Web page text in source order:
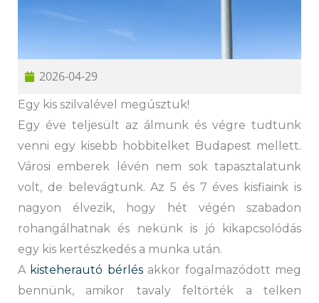
2026-04-29
Egy kis szilvalével megúsztuk!
Egy éve teljesült az álmunk és végre tudtunk
venni egy kisebb hobbitelket Budapest mellett.
Városi emberek lévén nem sok tapasztalatunk
volt, de belevágtunk. Az 5 és 7 éves kisfiaink is
nagyon élvezik, hogy hét végén szabadon
rohangálhatnak és nekünk is jó kikapcsolódás
egy kis kertészkedés a munka után.
A kisteherautó bérlésakkor fogalmazódott meg
bennünk, amikor tavaly feltörték a telken